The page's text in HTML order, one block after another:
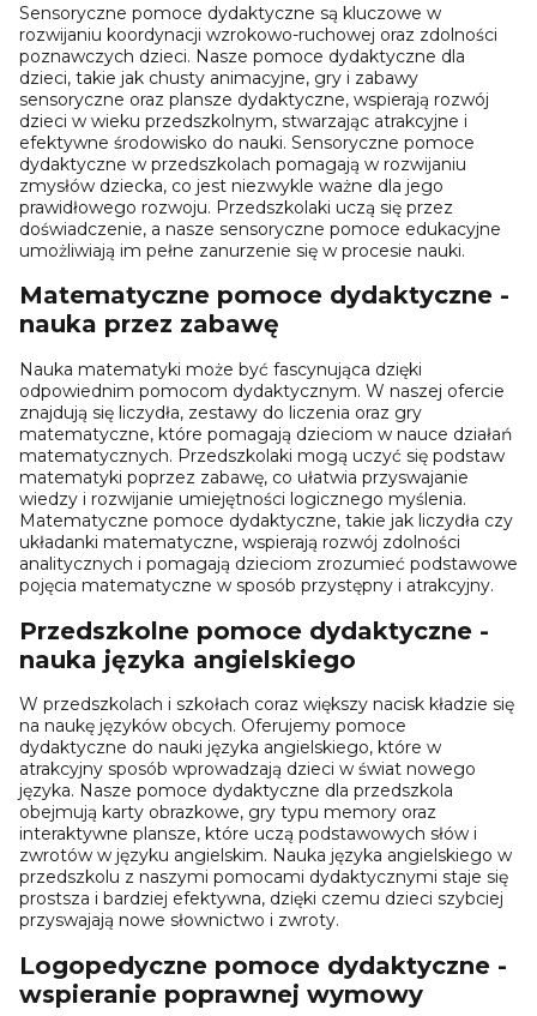
Sensoryczne pomoce dydaktyczne są kluczowe w
rozwijaniu koordynacji wzrokowo-ruchowej oraz zdolności
poznawczych dzieci. Nasze pomoce dydaktyczne dla
dzieci, takie jak chusty animacyjne, gry i zabawy
sensoryczne oraz plansze dydaktyczne, wspierają rozwój
dzieci w wieku przedszkolnym, stwarzając atrakcyjne i
efektywne środowisko do nauki. Sensoryczne pomoce
dydaktyczne w przedszkolach pomagają w rozwijaniu
zmysłów dziecka, co jest niezwykle ważne dla jego
prawidłowego rozwoju. Przedszkolaki uczą się przez
doświadczenie, a nasze sensoryczne pomoce edukacyjne
umożliwiają im pełne zanurzenie się w procesie nauki.
Matematyczne pomoce dydaktyczne -
nauka przez zabawę
Nauka matematyki może być fascynująca dzięki
odpowiednim pomocom dydaktycznym. W naszej ofercie
znajdują się liczydła, zestawy do liczenia oraz gry
matematyczne, które pomagają dzieciom w nauce działań
matematycznych. Przedszkolaki mogą uczyć się podstaw
matematyki poprzez zabawę, co ułatwia przyswajanie
wiedzy i rozwijanie umiejętności logicznego myślenia.
Matematyczne pomoce dydaktyczne, takie jak liczydła czy
układanki matematyczne, wspierają rozwój zdolności
analitycznych i pomagają dzieciom zrozumieć podstawowe
pojęcia matematyczne w sposób przystępny i atrakcyjny.
Przedszkolne pomoce dydaktyczne -
nauka języka angielskiego
W przedszkolach i szkołach coraz większy nacisk kładzie się
na naukę języków obcych. Oferujemy pomoce
dydaktyczne do nauki języka angielskiego, które w
atrakcyjny sposób wprowadzają dzieci w świat nowego
języka. Nasze pomoce dydaktyczne dla przedszkola
obejmują karty obrazkowe, gry typu memory oraz
interaktywne plansze, które uczą podstawowych słów i
zwrotów w języku angielskim. Nauka języka angielskiego w
przedszkolu z naszymi pomocami dydaktycznymi staje się
prostsza i bardziej efektywna, dzięki czemu dzieci szybciej
przyswajają nowe słownictwo i zwroty.
Logopedyczne pomoce dydaktyczne -
wspieranie poprawnej wymowy